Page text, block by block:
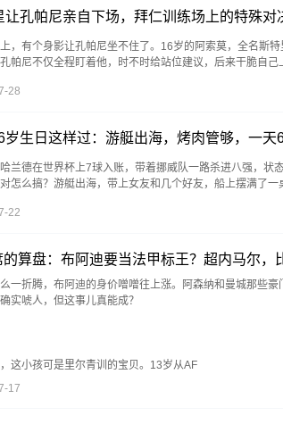
让孔帕尼亲自下场，拜仁训练场上的特殊对
，有个身影让孔帕尼坐不住了。16岁的阿索莫，全名斯
帕尼不仅全程盯着他，时不时给站位建议，后来干脆自
28
岁生日这样过：游艇出海，烤肉管够，一天
兰德在世界杯上7球入账，带着挪威队一路杀进八强，状
么搞？游艇出海，带上女友和几个好友，船上摆满了一
22
的算盘：布阿迪要当法甲标王？超内马尔，
一折腾，布阿迪的身价噌噌往上涨。阿森纳和曼城那些
实唬人，但这事儿真能成？
小孩可是里尔青训的宝贝。13岁从AF
17